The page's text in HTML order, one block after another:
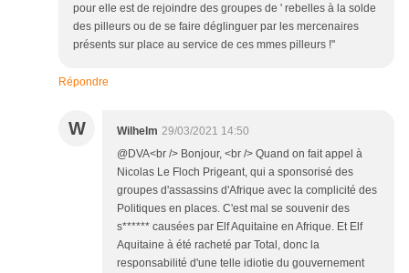
pour elle est de rejoindre des groupes de ' rebelles à la solde
des pilleurs ou de se faire déglinguer par les mercenaires
présents sur place au service de ces mmes pilleurs !''
Répondre
W Wilhelm 29/03/2021 14:50
@DVA<br /> Bonjour, <br /> Quand on fait appel à
Nicolas Le Floch Prigeant, qui a sponsorisé des
groupes d'assassins d'Afrique avec la complicité des
Politiques en places. C'est mal se souvenir des
s****** causées par Elf Aquitaine en Afrique. Et Elf
Aquitaine à été racheté par Total, donc la
responsabilité d'une telle idiotie du gouvernement